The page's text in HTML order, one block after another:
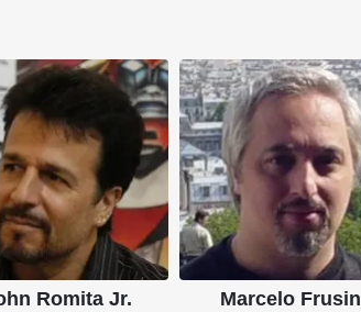
Romita Jr. Marcelo Frusin